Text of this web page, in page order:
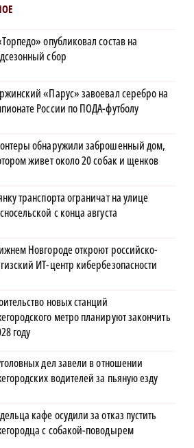
опубликовал состав на
сбор
«Парус» завоевал серебро на
России по ПОДА-футболу
обнаружили заброшенный дом,
живет около 20 собак и щенков
транспорта ограничат на улице
с конца августа
Новгороде откроют российско-
ИТ-центр кибербезопасности
новых станций
метро планируют закончить
году
дел завели в отношении
водителей за пьяную езду
кафе осудили за отказ пустить
с собакой-поводырем